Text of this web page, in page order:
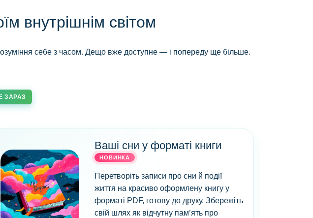
внутрішнім світом
себе з часом. Дещо вже доступне — і попереду ще більше.
ЗАРАЗ
Ваші сни у форматі книги
НОВИНКА
Перетворіть записи про сни й події
життя на красиво оформлену книгу у
форматі PDF, готову до друку. Збережіть
свій шлях як відчутну пам’ять про